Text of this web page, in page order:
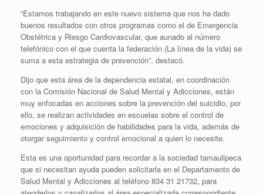
“Estamos trabajando en este nuevo sistema que nos ha dado
buenos resultados con otros programas como el de Emergencia
Obstétrica y Riesgo Cardiovascular, que aunado al número
telefónico con el que cuenta la federación (La línea de la vida) se
suma a esta estrategia de prevención”, destacó.
Dijo que esta área de la dependencia estatal, en coordinación
con la Comisión Nacional de Salud Mental y Adicciones, están
muy enfocadas en acciones sobre la prevención del suicidio, por
ello, se realizan actividades en escuelas sobre el control de
emociones y adquisición de habilidades para la vida, además de
otorgar seguimiento y control emocional a quien lo necesite.
Esta es una oportunidad para recordar a la sociedad tamaulipeca
que si necesitan ayuda pueden solicitarla en el Departamento de
Salud Mental y Adicciones al teléfono 834 31 21732, para